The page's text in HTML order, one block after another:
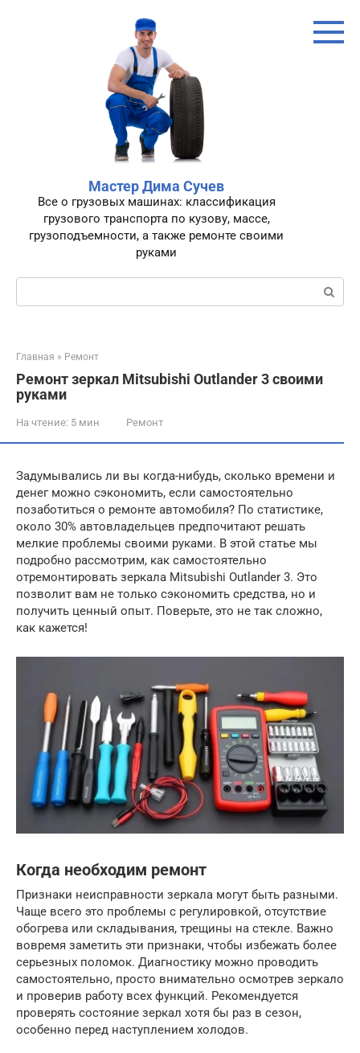
Мастер Дима Сучев
Все о грузовых машинах: классификация
грузового транспорта по кузову, массе,
грузоподъемности, а также ремонте своими
руками
Поиск:
Главная » Ремонт
Ремонт зеркал Mitsubishi Outlander 3 своими
руками
На чтение: 5 мин Ремонт
Задумывались ли вы когда-нибудь, сколько времени и
денег можно сэкономить, если самостоятельно
позаботиться о ремонте автомобиля? По статистике,
около 30% автовладельцев предпочитают решать
мелкие проблемы своими руками. В этой статье мы
подробно рассмотрим, как самостоятельно
отремонтировать зеркала Mitsubishi Outlander 3. Это
позволит вам не только сэкономить средства, но и
получить ценный опыт. Поверьте, это не так сложно,
как кажется!
Когда необходим ремонт
Признаки неисправности зеркала могут быть разными.
Чаще всего это проблемы с регулировкой, отсутствие
обогрева или складывания, трещины на стекле. Важно
вовремя заметить эти признаки, чтобы избежать более
серьезных поломок. Диагностику можно проводить
самостоятельно, просто внимательно осмотрев зеркало
и проверив работу всех функций. Рекомендуется
проверять состояние зеркал хотя бы раз в сезон,
особенно перед наступлением холодов.